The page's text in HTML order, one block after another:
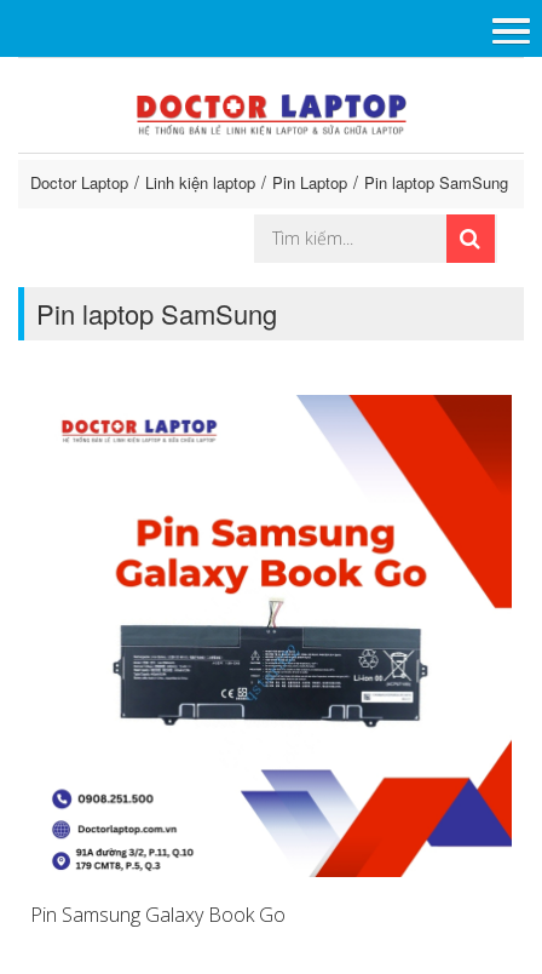
Doctor Laptop Linh kiện laptop Pin Laptop Pin laptop SamSung
Pin laptop SamSung
Pin Samsung Galaxy Book Go